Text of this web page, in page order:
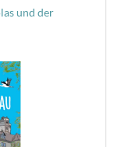
und der